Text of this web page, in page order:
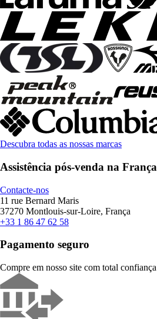
Descubra todas as nossas marcas
Assistência pós-venda na França
Contacte-nos
11 rue Bernard Maris
37270 Montlouis-sur-Loire, França
+33 1 86 47 62 58
Pagamento seguro
Compre em nosso site com total confiança